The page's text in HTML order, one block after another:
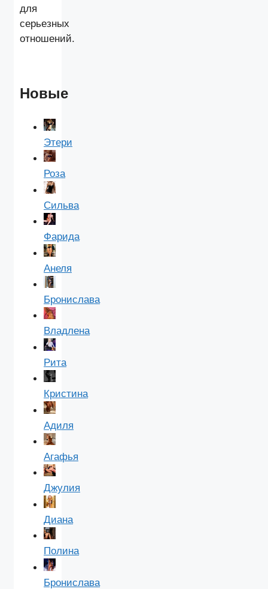
для
серьезных
отношений.
Новые
Этери
Роза
Сильва
Фарида
Анеля
Бронислава
Владлена
Рита
Кристина
Адиля
Агафья
Джулия
Диана
Полина
Бронислава